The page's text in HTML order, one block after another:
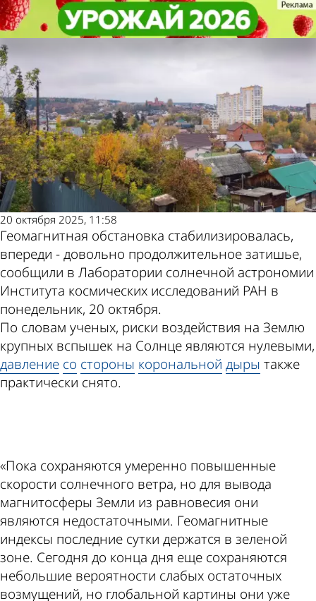
Ученые объявили о стабилизации
геомагнитной обстановки
Общество
20 октября 2025, 11:58
Геомагнитная обстановка стабилизировалась,
впереди - довольно продолжительное затишье,
сообщили в Лаборатории солнечной астрономии
Института космических исследований РАН в
понедельник, 20 октября.
По словам ученых, риски воздействия на Землю
крупных вспышек на Солнце являются нулевыми,
давление со стороны корональной дыры также
практически снято.
«Пока сохраняются умеренно повышенные
скорости солнечного ветра, но для вывода
магнитосферы Земли из равновесия они
являются недостаточными. Геомагнитные
индексы последние сутки держатся в зеленой
зоне. Сегодня до конца дня еще сохраняются
небольшие вероятности слабых остаточных
возмущений, но глобальной картины они уже
Ученые объявили о стабилизации
геомагнитной обстановки
Общество
Другие новости по
теме
Погода и курсы
валют в Пензе